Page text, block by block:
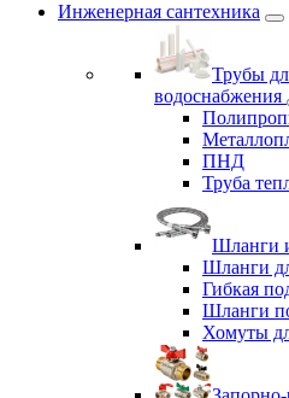
Инженерная сантехника
Трубы
водоснабжения
ПНД
Труба
Шланги
Шланги
Гибкая
Шланги
Хомуты